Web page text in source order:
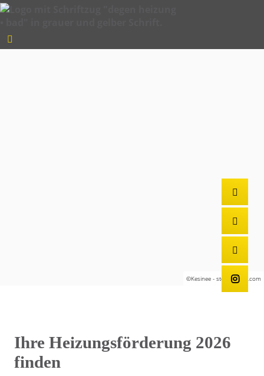
©Kesinee - stock.adobe.com
Ihre Heizungsförderung 2026
finden